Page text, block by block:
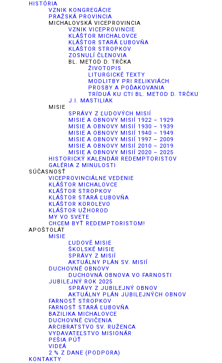
HISTÓRIA
VZNIK KONGREGÁCIE
PRAŽSKÁ PROVINCIA
MICHALOVSKÁ VICEPROVINCIA
VZNIK VICEPROVINCIE
KLÁŠTOR MICHALOVCE
KLÁŠTOR STARÁ ĽUBOVŇA
KLÁŠTOR STROPKOV
ZOSNULÍ ČLENOVIA
BL. METOD D. TRČKA
ŽIVOTOPIS
LITURGICKÉ TEXTY
MODLITBY PRI RELIKVIÁCH
PROSBY A POĎAKOVANIA
TRÍDUÁ KU CTI BL. METOD D. TRČKU
J.I. MASTILIAK
MISIE
SPRÁVY Z ĽUDOVÝCH MISIÍ
MISIE A OBNOVY MISIÍ 1922 – 1929
MISIE A OBNOVY MISIÍ 1930 – 1939
MISIE A OBNOVY MISIÍ 1940 – 1949
MISIE A OBNOVY MISIÍ 1997 – 2009
MISIE A OBNOVY MISIÍ 2010 – 2019
MISIE A OBNOVY MISIÍ 2020 – 2025
HISTORICKÝ KALENDÁR REDEMPTORISTOV
GALÉRIA Z MINULOSTI
SÚČASNOSŤ
VICEPROVINCIÁLNE VEDENIE
KLÁŠTOR MICHALOVCE
KLÁŠTOR STROPKOV
KLÁŠTOR STARÁ ĽUBOVŇA
KLÁŠTOR KOROLEVO
KLÁŠTOR UŽHOROD
MY VO SVETE
CHCEM BYŤ REDEMPTORISTOM!
APOŠTOLÁT
MISIE
ĽUDOVÉ MISIE
ŠKOLSKÉ MISIE
SPRÁVY Z MISIÍ
AKTUÁLNY PLÁN SV. MISIÍ
DUCHOVNÉ OBNOVY
DUCHOVNÁ OBNOVA VO FARNOSTI
JUBILEJNÝ ROK 2025
SPRÁVY Z JUBILEJNÝ OBNOV
AKTUÁLNY PLÁN JUBILEJNÝCH OBNOV
FARNOSŤ STROPKOV
FARNOSŤ STARÁ ĽUBOVŇA
BAZILIKA MICHALOVCE
DUCHOVNÉ CVIČENIA
ARCIBRATSTVO SV. RUŽENCA
VYDAVATEĽSTVO MISIONÁR
PEŠIA PÚŤ
VIDEÁ
2 % Z DANE (PODPORA)
KONTAKTY